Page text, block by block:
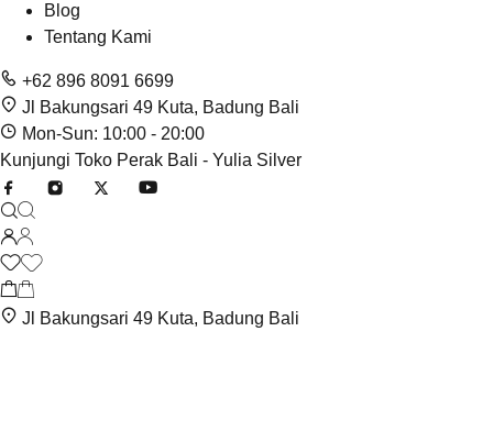
Blog
Tentang Kami
+62 896 8091 6699
Jl Bakungsari 49 Kuta, Badung Bali
Mon-Sun: 10:00 - 20:00
Kunjungi Toko Perak Bali - Yulia Silver
Jl Bakungsari 49 Kuta, Badung Bali